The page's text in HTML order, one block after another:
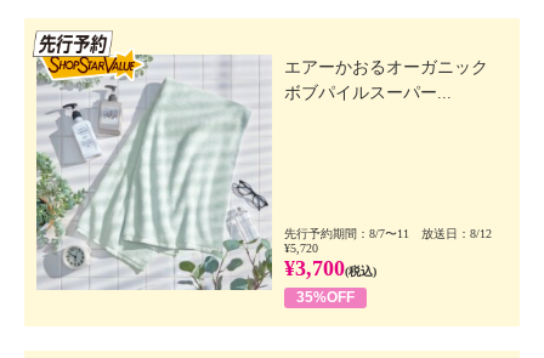
エアーかおるオーガニック
ボブパイルスーパー...
先行予約期間：8/7〜11 放送日：8/12
¥5,720
¥3,700(税込)
35%OFF